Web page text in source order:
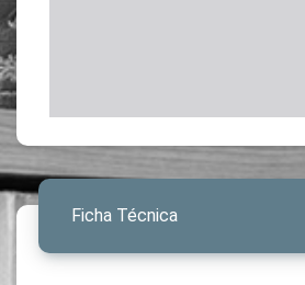
Ficha Técnica